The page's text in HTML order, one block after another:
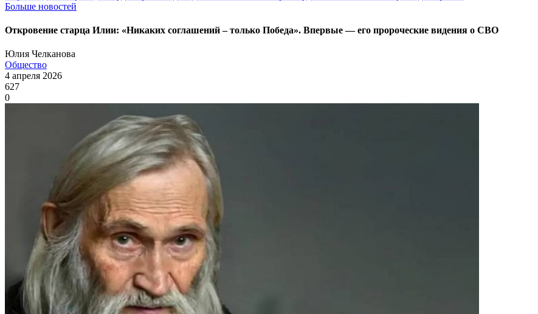
Больше новостей
Откровение старца Илии: «Никаких соглашений – только Победа». Впервые — его пророческие видения о СВО
Юлия Челканова
Общество
4 апреля 2026
627
0